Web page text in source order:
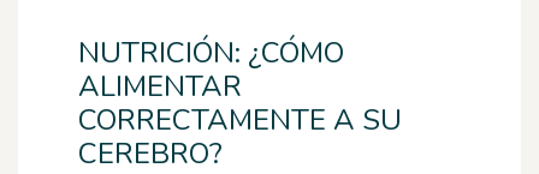
NUTRICIÓN: ¿CÓMO
ALIMENTAR
CORRECTAMENTE A SU
CEREBRO?